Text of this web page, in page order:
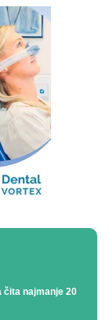
čita najmanje 20